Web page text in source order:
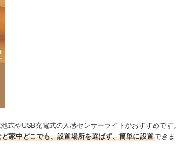
式やUSB充電式の人感センサーライトがおすすめです。
家中どこでも、設置場所を選ばず、簡単に設置できま